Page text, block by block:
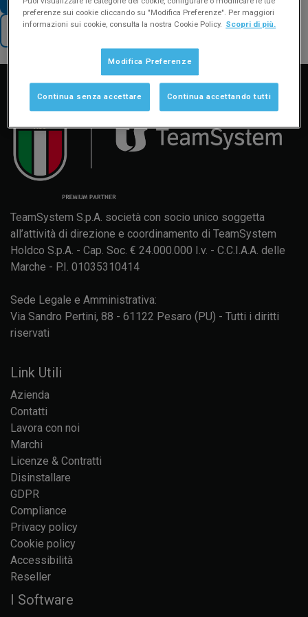
TORNA AL SUPPORTO
Formazione
TeamSystem S.p.A. società con socio unico soggetta
all’attività di direzione e coordinamento di TeamSystem
Holdco S.p.A. - Cap. Soc. € 24.000.000 I.v. - C.C.I.A.A. delle
Marche - P.I. 01035310414
Sede Legale e Amministrativa:
Via Sandro Pertini, 88 - 61122 Pesaro (PU) - Tutti i diritti
riservati
Link Utili
Azienda
Contatti
Lavora con noi
Marchi
Licenze & Contratti
Disinstallare
GDPR
Compliance
Privacy policy
Cookie policy
Accessibilità
Reseller
I Software
preferenze sui cookie cliccando su "Modifica Preferenze". Per maggiori
informazioni sui cookie, consulta la nostra Cookie Policy. Scopri di più.
Modifica Preferenze
Continua senza accettare Continua accettando tutti